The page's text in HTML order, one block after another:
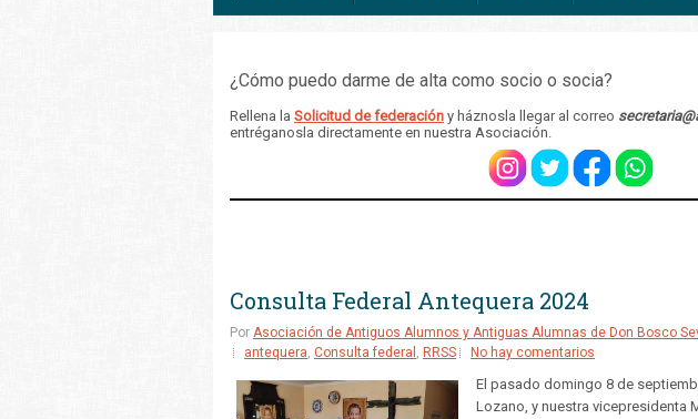
¿Cómo puedo darme de alta como socio o socia?
Rellena la Solicitud de federación y háznosla llegar al correo
entréganosla directamente en nuestra Asociación.
Consulta Federal Antequera 2024
Por Asociación de Antiguos Alumnos y Antiguas Alumnas de Don Bosco
antequera, Consulta federal , RRSS No hay comentarios
El pasado domingo 8 de
Lozano, y nuestra vicepresidenta